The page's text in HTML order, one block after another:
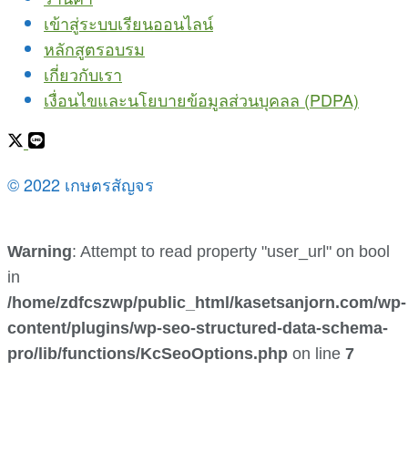
เข้าสู่ระบบเรียนออนไลน์
หลักสูตรอบรม
เกี่ยวกับเรา
เงื่อนไขและนโยบายข้อมูลส่วนบุคลล (PDPA)
© 2022 เกษตรสัญจร
Warning: Attempt to read property "user_url" on bool
in
/home/zdfcszwp/public_html/kasetsanjorn.com/wp-
content/plugins/wp-seo-structured-data-schema-
pro/lib/functions/KcSeoOptions.php on line 7